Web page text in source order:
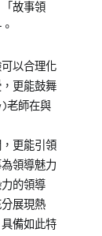
故事領
以合理化
更能鼓舞
老師在與
更能引領
領導魅力
的領導
展現熱
備如此特